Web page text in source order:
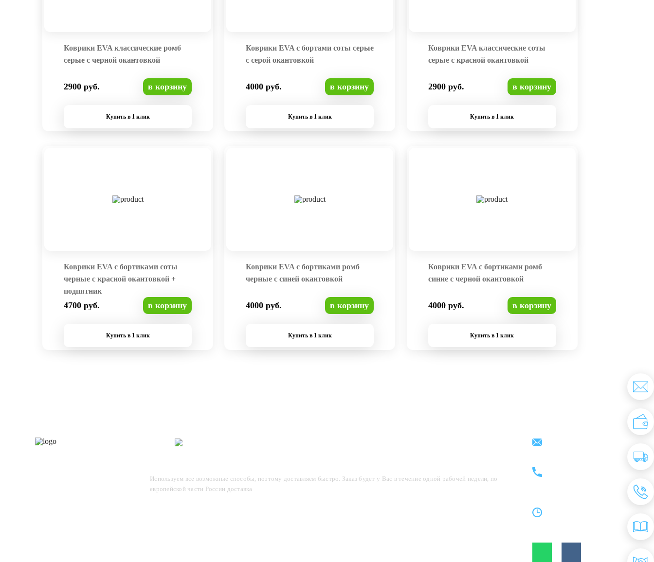
Коврики EVA классические ромб
серые с черной окантовкой
2900 руб. в корзину
Купить в 1 клик
Коврики EVA с бортами соты серые
с серой окантовкой
4000 руб. в корзину
Купить в 1 клик
Коврики EVA классические соты
серые с красной окантовкой
2900 руб. в корзину
Купить в 1 клик
Коврики EVA с бортиками соты
черные с красной окантовкой +
подпятник
4700 руб. в корзину
Купить в 1 клик
Коврики EVA с бортиками ромб
черные с синей окантовкой
4000 руб. в корзину
Купить в 1 клик
Коврики EVA с бортиками ромб
синие с черной окантовкой
4000 руб. в корзину
Купить в 1 клик
Используем все возможные способы, поэтому доставляем быстро. Заказ будет у Вас в течение одной рабочей недели, по
европейской части России доставка